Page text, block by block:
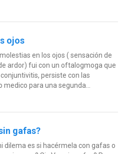
ojos
en los ojos ( sensación de
ardor) fui con un oftalogmoga que
persiste con las
para una segunda...
gafas?
dilema es si hacérmela con gafas o